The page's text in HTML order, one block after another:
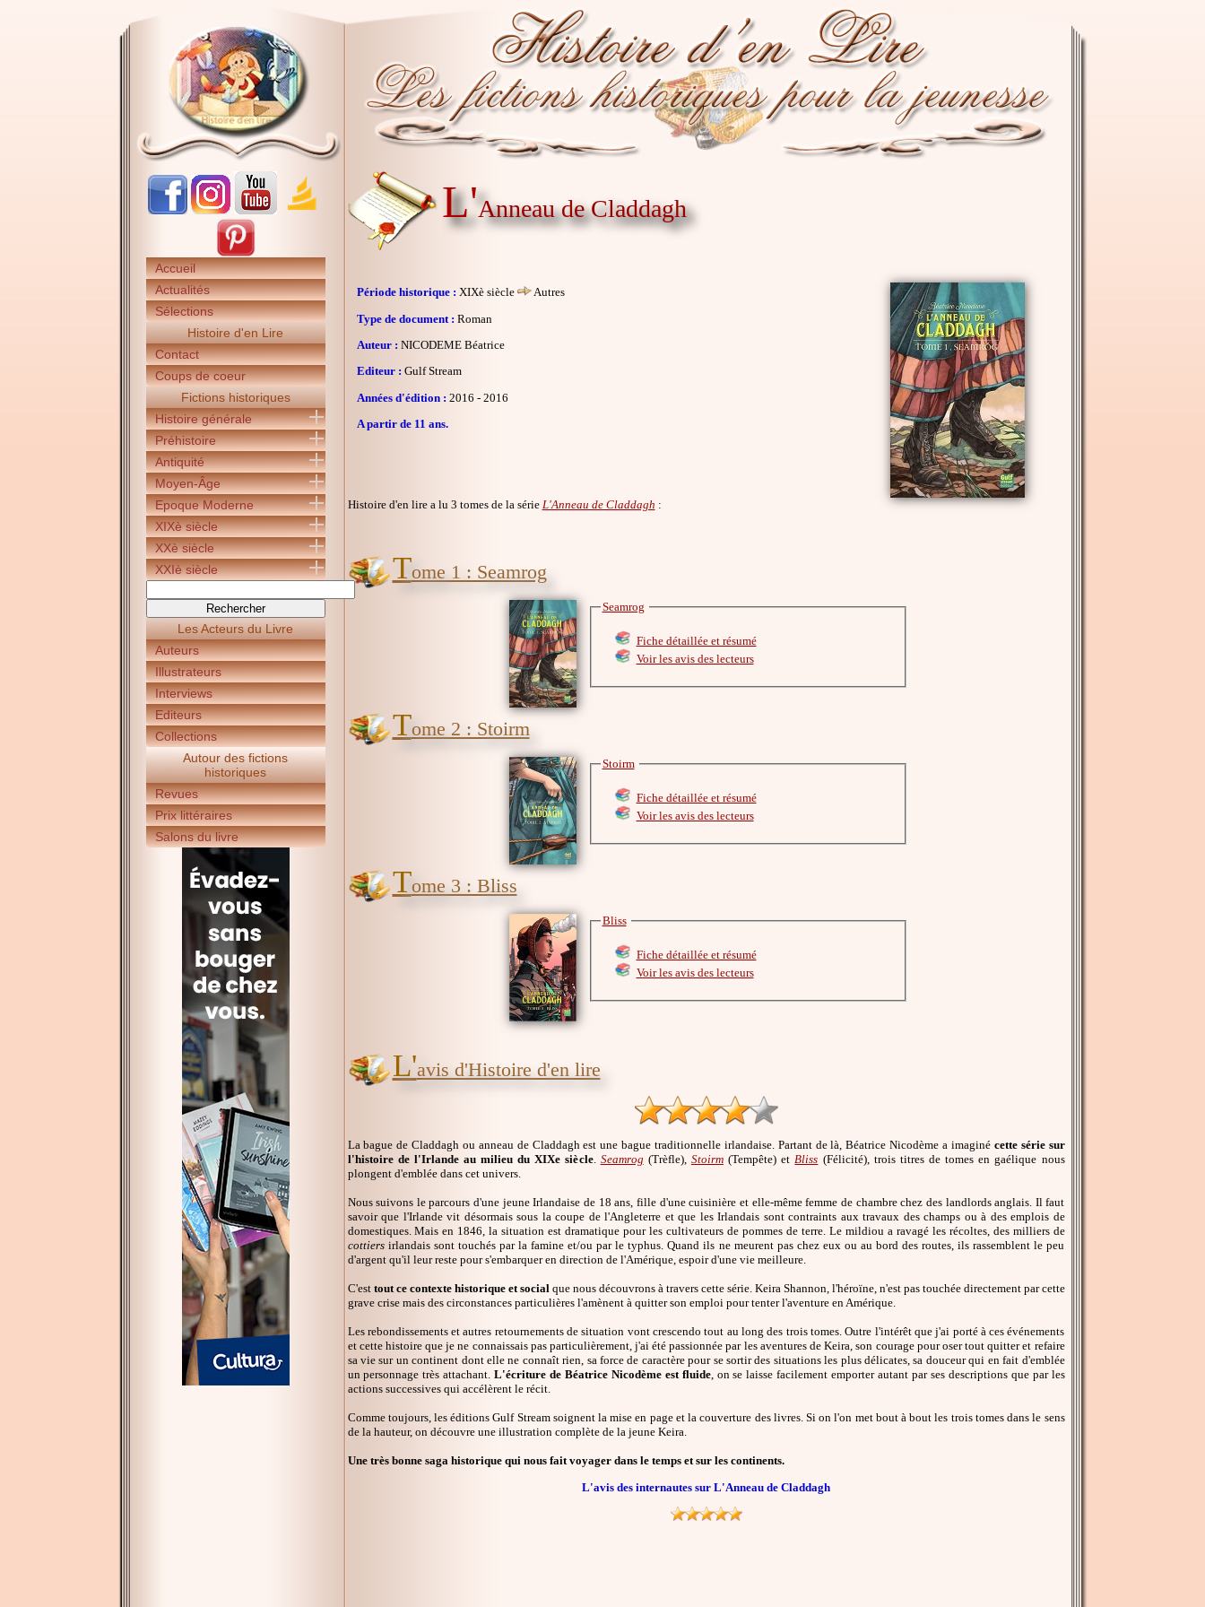
Accueil
Actualités
Sélections
Histoire d'en Lire
Contact
Coups de coeur
Fictions historiques
Histoire générale
Préhistoire
Antiquité
Moyen-Âge
Epoque Moderne
XIXè siècle
XXè siècle
XXIè siècle
Les Acteurs du Livre
Auteurs
Illustrateurs
Interviews
Editeurs
Collections
Autour des fictions
historiques
Revues
Prix littéraires
Salons du livre
L'Anneau de Claddagh
Période historique : XIXè siècle
Autres
Type de document : Roman
Auteur : NICODEME Béatrice
Editeur : Gulf Stream
Années d'édition : 2016 - 2016
A partir de 11 ans.
Histoire d'en lire a lu 3 tomes de la série L'Anneau de Claddagh :
Tome 1 : Seamrog
Seamrog
Fiche détaillée et résumé
Voir les avis des lecteurs
Tome 2 : Stoirm
Stoirm
Fiche détaillée et résumé
Voir les avis des lecteurs
Tome 3 : Bliss
Bliss
Fiche détaillée et résumé
Voir les avis des lecteurs
L'avis d'Histoire d'en lire
La bague de Claddagh ou anneau de Claddagh est une bague traditionnelle irlandaise. Partant de là, Béatrice Nicodème a imaginé cette série sur
l'histoire de l'Irlande au milieu du XIXe siècle. Seamrog (Trèfle), Stoirm(Tempête) etBliss (Félicité), trois titres de tomes en gaélique nous
plongent d'emblée dans cet univers.
Nous suivons le parcours d'une jeune Irlandaise de 18 ans, fille d'une cuisinière et elle-même femme de chambre chez des landlords anglais. Il faut
savoir que l'Irlande vit désormais sous la coupe de l'Angleterre et que les Irlandais sont contraints aux travaux des champs ou à des emplois de
domestiques. Mais en 1846, la situation est dramatique pour les cultivateurs de pommes de terre. Le mildiou a ravagé les récoltes, des milliers de
cottiersirlandais sont touchés par la famine et/ou par le typhus. Quand ils ne meurent pas chez eux ou au bord des routes, ils rassemblent le peu
d'argent qu'il leur reste pour s'embarquer en direction de l'Amérique, espoir d'une vie meilleure.
C'esttout ce contexte historique et socialque nous découvrons à travers cette série. Keira Shannon, l'héroïne, n'est pas touchée directement par cette
grave crise mais des circonstances particulières l'amènent à quitter son emploi pour tenter l'aventure en Amérique.
Les rebondissements et autres retournements de situation vont crescendo tout au long des trois tomes. Outre l'intérêt que j'ai porté à ces événements
et cette histoire que je ne connaissais pas particulièrement, j'ai été passionnée par les aventures de Keira, son courage pour oser tout quitter et refaire
sa vie sur un continent dont elle ne connaît rien, sa force de caractère pour se sortir des situations les plus délicates, sa douceur qui en fait d'emblée
un personnage très attachant.L'écriture de Béatrice Nicodème est fluide, on se laisse facilement emporter autant par ses descriptions que par les
actions successives qui accélèrent le récit.
Comme toujours, les éditions Gulf Stream soignent la mise en page et la couverture des livres. Si on l'on met bout à bout les trois tomes dans le sens
de la hauteur, on découvre une illustration complète de la jeune Keira.
Une très bonne saga historique qui nous fait voyager dans le temps et sur les continents.
L'avis des internautes sur L'Anneau de Claddagh